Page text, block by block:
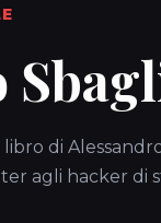
di
agli hacker di